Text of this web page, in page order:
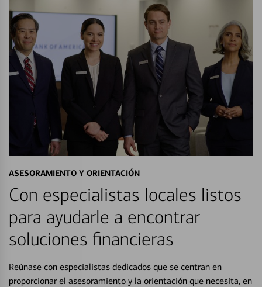
ASESORAMIENTO Y ORIENTACIÓN
Con especialistas locales listos
para ayudarle a encontrar
soluciones financieras
Reúnase con especialistas dedicados que se centran en
proporcionar el asesoramiento y la orientación que necesita, en